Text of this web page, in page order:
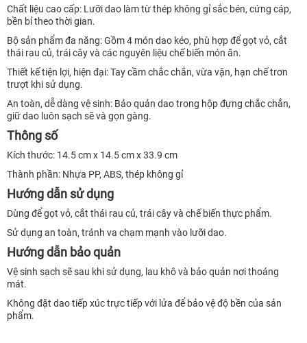
Chất liệu cao cấp: Lưỡi dao làm từ thép không gỉ sắc bén, cứng cáp,
bền bỉ theo thời gian.
Bộ sản phẩm đa năng: Gồm 4 món dao kéo, phù hợp để gọt vỏ, cắt
thái rau củ, trái cây và các nguyên liệu chế biến món ăn.
Thiết kế tiện lợi, hiện đại: Tay cầm chắc chắn, vừa vặn, hạn chế trơn
trượt khi sử dụng.
An toàn, dễ dàng vệ sinh: Bảo quản dao trong hộp đựng chắc chắn,
giữ dao luôn sạch sẽ và gọn gàng.
Thông số
Kích thước: 14.5 cm x 14.5 cm x 33.9 cm
Thành phần: Nhựa PP, ABS, thép không gỉ
Hướng dẫn sử dụng
Dùng để gọt vỏ, cắt thái rau củ, trái cây và chế biến thực phẩm.
Sử dụng an toàn, tránh va chạm mạnh vào lưỡi dao.
Hướng dẫn bảo quản
Vệ sinh sạch sẽ sau khi sử dụng, lau khô và bảo quản nơi thoáng
mát.
Không đặt dao tiếp xúc trực tiếp với lửa để bảo vệ độ bền của sản
phẩm.